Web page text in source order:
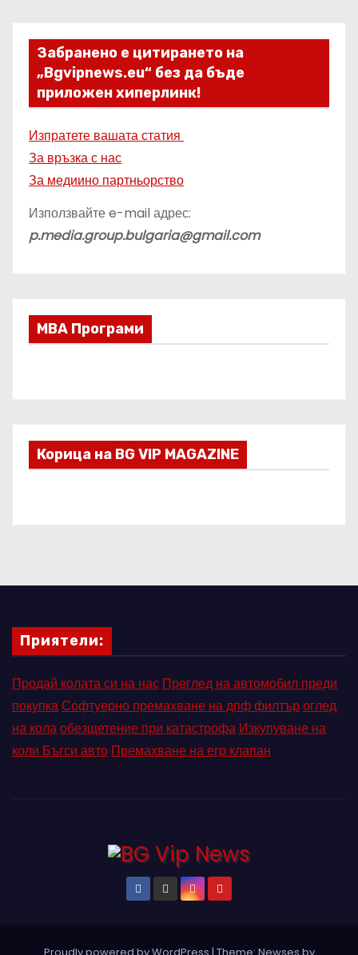
Забранено е цитирането на
„Bgvipnews.eu“ без да бъде
приложен хиперлинк!
Изпратете вашата статия
За връзка с нас
За медиино партньорство
Използвайте e-mail адрес:
p.media.group.bulgaria@gmail.com
МВА Програми
Корица на BG VIP MAGAZINE
Приятели:
Продай колата си на нас Преглед на автомобил преди
покупкаСофтуерно премахване на дпф филтъроглед
на колаобезщетение при катастрофа Изкупуване на
коли Бъгси авто Премахване на егр клапан